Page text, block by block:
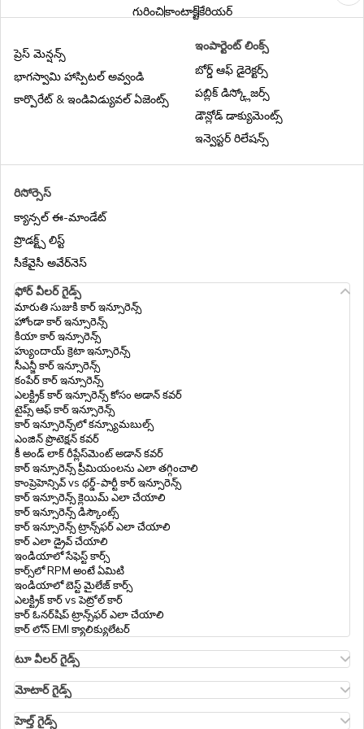
గురించికాంటాక్ట్కేరియర్
రిసోర్సెస్
క్యాన్సల్ ఈ-మాండేట్
ప్రొడక్ట్స్ లిస్ట్
సీకేవైసీ అవేర్‌నెస్
ప్రెస్ మెన్షన్స్
భాగస్వామి హాస్పిటల్ అవ్వండి
కార్పొరేట్ & ఇండివిడ్యువల్ ఏజెంట్స్
ఇంపార్టెంట్ లింక్స్
బోర్డ్ ఆఫ్ డైరెక్టర్స్
పబ్లిక్ డిస్క్లోజర్స్
డౌన్లోడ్ డాక్యుమెంట్స్
ఇన్వెస్టర్ రిలేషన్స్
ఫోర్ వీలర్ గైడ్స్
మారుతి సుజుకి కార్ ఇన్సూరెన్స్
హోండా కార్ ఇన్సూరెన్స్
కియా కార్ ఇన్సూరెన్స్
హ్యుందాయ్ క్రెటా ఇన్సూరెన్స్
సీఎన్జీ కార్ ఇన్సూరెన్స్
కంపేర్ కార్ ఇన్సూరెన్స్
ఎలక్ట్రిక్ కార్ ఇన్సూరెన్స్ కోసం అడాన్ కవర్
టైప్స్ ఆఫ్ కార్ ఇన్సూరెన్స్
కార్ ఇన్సూరెన్స్‌లో కన్స్యూమబుల్స్
ఎంజిన్ ప్రొటెక్షన్ కవర్
కీ అండ్ లాక్ రీప్లేస్‌మెంట్ అడాన్ కవర్
కార్ ఇన్సూరెన్స్ ప్రీమియంలను ఎలా తగ్గించాలి
కాంప్రెహెన్సివ్ vs థర్డ్-పార్టీ కార్ ఇన్సూరెన్స్
కార్ ఇన్సూరెన్స్ క్లెయిమ్ ఎలా చేయాలి
కార్ ఇన్సూరెన్స్ డిస్కౌంట్స్
కార్ ఇన్సూరెన్స్ ట్రాన్స్‌ఫర్ ఎలా చేయాలి
కార్ ఎలా డ్రైవ్ చేయాలి
ఇండియాలో సేఫెస్ట్ కార్స్
కార్స్‌లో RPM అంటే ఏమిటి
ఇండియాలో బెస్ట్ మైలేజ్ కార్స్
ఎలక్ట్రిక్ కార్ vs పెట్రోల్ కార్
కార్ ఓనర్‌షిప్ ట్రాన్స్‌ఫర్ ఎలా చేయాలి
కార్ లోన్ EMI క్యాలిక్యులేటర్
టూ వీలర్ గైడ్స్
ఆథర్ ఎనర్జీ బైక్ ఇన్సూరెన్స్
హీరో HF డీలక్స్ ఇన్సూరెన్స్
మోటార్ గైడ్స్
మోటార్ ఇన్సూరెన్స్ టైప్స్
హెల్త్ గైడ్స్